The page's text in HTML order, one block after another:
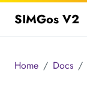
SIMGos V2
Home Docs